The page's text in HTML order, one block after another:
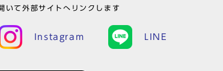
いて外部サイトへリンクします
Instagram LINE